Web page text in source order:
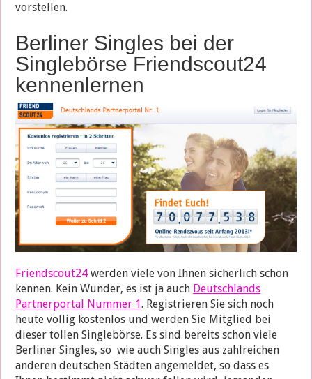
vorstellen.
Berliner Singles bei der
Singlebörse Friendscout24
kennenlernen
Friendscout24 werden viele von Ihnen sicherlich schon
kennen. Kein Wunder, es ist ja auch Deutschlands
Partnerportal Nummer 1. Registrieren Sie sich noch
heute völlig kostenlos und werden Sie Mitglied bei
dieser tollen Singlebörse. Es sind bereits schon viele
Berliner Singles, so wie auch Singles aus zahlreichen
anderen deutschen Städten angemeldet, so dass es